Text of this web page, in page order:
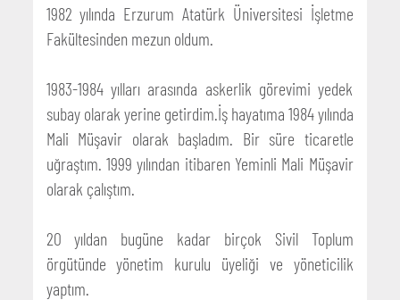
1982 yılında Erzurum Atatürk Üniversitesi İşletme
Fakültesinden mezun oldum.
1983-1984 yılları arasında askerlik görevimi yedek
subay olarak yerine getirdim.İş hayatıma 1984 yılında
Mali Müşavir olarak başladım. Bir süre ticaretle
uğraştım. 1999 yılından itibaren Yeminli Mali Müşavir
olarak çalıştım.
20 yıldan bugüne kadar birçok Sivil Toplum
örgütünde yönetim kurulu üyeliği ve yöneticilik
yaptım.